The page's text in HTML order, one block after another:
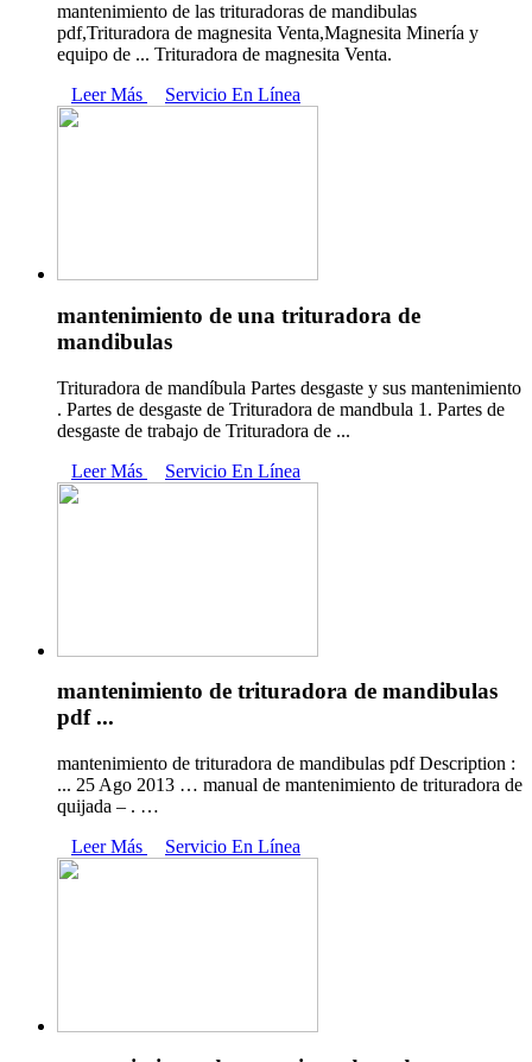
mantenimiento de las trituradoras de mandibulas
pdf,Trituradora de magnesita Venta,Magnesita Minería y
equipo de ... Trituradora de magnesita Venta.
Leer Más
Servicio En Línea
mantenimiento de una trituradora de
mandibulas
Trituradora de mandíbula Partes desgaste y sus mantenimiento
. Partes de desgaste de Trituradora de mandbula 1. Partes de
desgaste de trabajo de Trituradora de ...
Leer Más
Servicio En Línea
mantenimiento de trituradora de mandibulas
pdf ...
mantenimiento de trituradora de mandibulas pdf Description :
... 25 Ago 2013 … manual de mantenimiento de trituradora de
quijada – . …
Leer Más
Servicio En Línea